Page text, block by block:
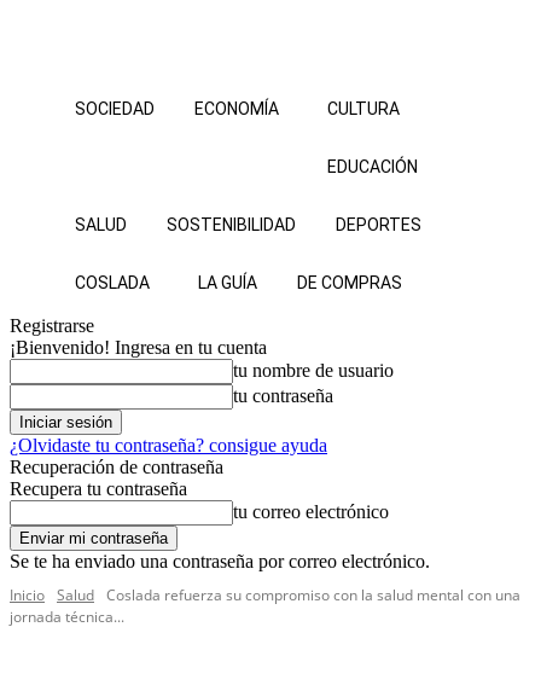
SOCIEDAD ECONOMÍA CULTURA
EDUCACIÓN
SALUD SOSTENIBILIDAD DEPORTES
COSLADA LA GUÍA DE COMPRAS
Registrarse
¡Bienvenido! Ingresa en tu cuenta
tu nombre de usuario
tu contraseña
¿Olvidaste tu contraseña? consigue ayuda
Recuperación de contraseña
Recupera tu contraseña
tu correo electrónico
Se te ha enviado una contraseña por correo electrónico.
Inicio Salud Coslada refuerza su compromiso con la salud mental con una
jornada técnica...